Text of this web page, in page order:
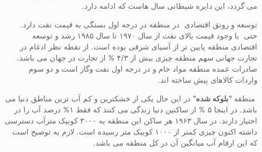
می گردد، این دایره شیطانی سال هاست که ادامه دارد.
توسعه و رونق اقتصادی در منطقه در درجه اول بستگی به قیمت نفت دارد.
حتی با وجود قیمت بالای نفت از سال ۱۹۷۰ تا سال ۱۹۸۵ رشد و توسعه
اقتصادی منطقه پایین تر از آسیای شرقی بوده است. از نقطه نظر ادغام در
تجارت جهانی سهم منطقه چیزی بیش از ۴/۳ % از تجارت در جهان می باشد.
صادرات عمده منطقه مواد خام و در درجه اول نفت وگاز است و دو سوم
واردات کالاهای پیش ساخته اند.
منطقه “بلوکه شده” در این حال یکی از خشکترین و کم آب ترین مناطق دنیا می
باشد. در اینجا ۵ % از ساکنین دنیا زندگی می کنند که فقط ۱% درصد آب را در
اختیار دارند. در سال ۱۹۶۳ هر ساکن این منطقه به ۳۰۰۰ کوبیک مترآب دسترسی
داشته اکنون چیزی کمتر از ۱۰۰۰ کوبیک متر رسیده است. لازم به توصیح است
که این ارقام آب میانگین آن در کل منطقه می باشد.